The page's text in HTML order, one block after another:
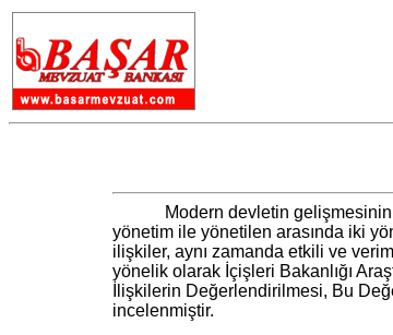
Modern devletin gelişmesinin
yönetim ile yönetilen arasında iki
ilişkiler, aynı zamanda etkili ve
yönelik olarak İçişleri Bakanlığı
İlişkilerin Değerlendirilmesi, Bu
incelenmiştir.